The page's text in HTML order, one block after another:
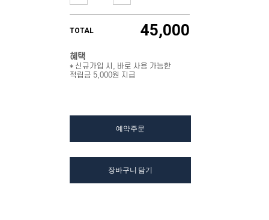
TOTAL 45,000
혜택
* 신규가입 시, 바로 사용 가능한
적립금 5,000원 지급
예약주문
장바구니 담기